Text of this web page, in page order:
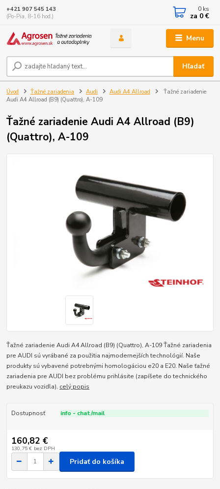
Menu
Hľadať
+421 907 545 143
(Po-Pia, 8-16 hod.)
0 ks
za 0 €
Úvod Ťažné zariadenia Audi Audi A4 Allroad
Ťažné zariadenie
Audi A4 Allroad (B9) (Quattro), A-109
Ťažné zariadenie Audi A4 Allroad (B9)
(Quattro), A-109
Ťažné zariadenie Audi A4 Allroad (B9) (Quattro), A-109 Ťažné zariadenia
pre AUDI sú vyrábané za použitia najmodernejších technológií. Naše
produkty sú vybavené potrebnými homologáciou e20 a E20. Naše ťažné
zariadenia pre AUDI bez problému prihlásite (zapíšete do technického
preukazu vozidla). celý popis
Dostupnosť info - chat/mail
160,82 €
130,75 € bez DPH
Pridať do košíka